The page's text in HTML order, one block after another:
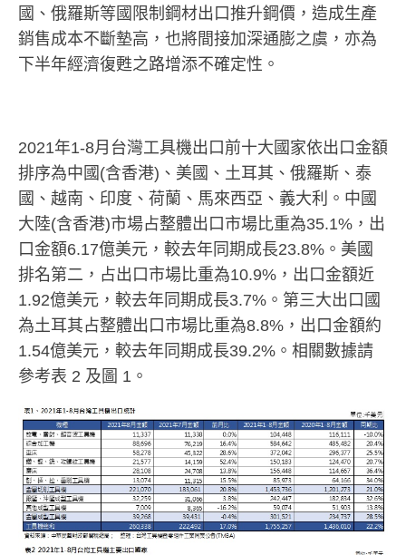
國、俄羅斯等國限制鋼材出口推升鋼價，造成生產
銷售成本不斷墊高，也將間接加深通膨之虞，亦為
下半年經濟復甦之路增添不確定性。
2021年1-8月台灣工具機出口前十大國家依出口金額
排序為中國(含香港)、美國、土耳其、俄羅斯、泰
國、越南、印度、荷蘭、馬來西亞、義大利。中國
大陸(含香港)市場占整體出口市場比重為35.1%，出
口金額6.17億美元，較去年同期成長23.8%。美國
排名第二，占出口市場比重為10.9%，出口金額近
1.92億美元，較去年同期成長3.7%。第三大出口國
為土耳其占整體出口市場比重為8.8%，出口金額約
1.54億美元，較去年同期成長39.2%。相關數據請
參考表 2 及圖 1。